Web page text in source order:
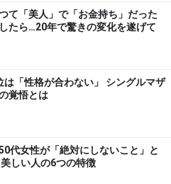
昨年の暮れのこと。
ファン同士のもめごとが起
AさんとBさんが押したの押
ですが、その後、ファン同士
ただ、それを中立的に裁く
、陰での悪口合戦になって。
の内容が他のグループに伝わ
がAさんとBさんに伝えたり
ァンのせいみたいになって
て「美人」で「お金持ち」だった
たら…20年で驚きの変化を遂げて
は「性格が合わない」 シングルマザ
覚悟とは
代女性が「絶対にしないこと」と
しい人の6つの特徴